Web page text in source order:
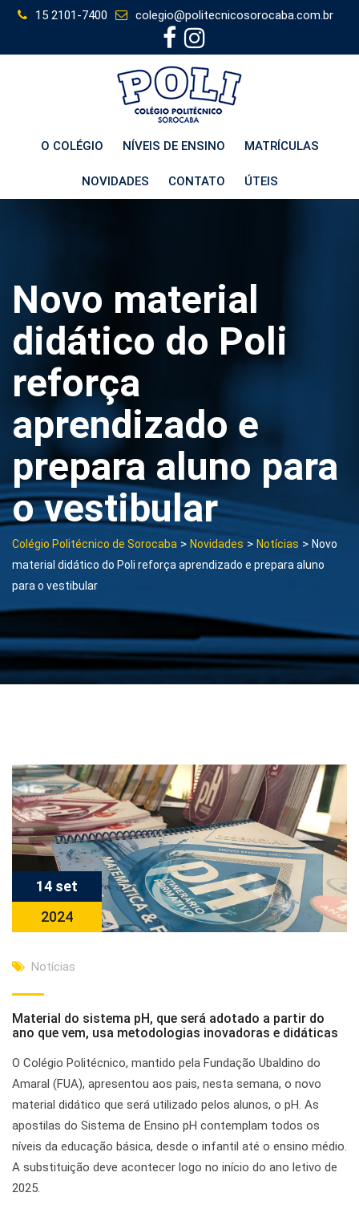
Skip
content
15 2101-7400 colegio@politecnicosorocaba.com.br
O COLÉGIO NÍVEIS DE ENSINO MATRÍCULAS
NOVIDADES CONTATO ÚTEIS
Novo material
didático do Poli
reforça
aprendizado e
prepara aluno para
o vestibular
Colégio Politécnico de Sorocaba > Novidades > Notícias > Novo
material didático do Poli reforça aprendizado e prepara aluno
para o vestibular
14 set
2024
Notícias
Material do sistema pH, que será adotado a partir do
ano que vem, usa metodologias inovadoras e didáticas
O Colégio Politécnico, mantido pela Fundação Ubaldino do
Amaral (FUA), apresentou aos pais, nesta semana, o novo
material didático que será utilizado pelos alunos, o pH. As
apostilas do Sistema de Ensino pH contemplam todos os
níveis da educação básica, desde o infantil até o ensino médio.
A substituição deve acontecer logo no início do ano letivo de
2025.